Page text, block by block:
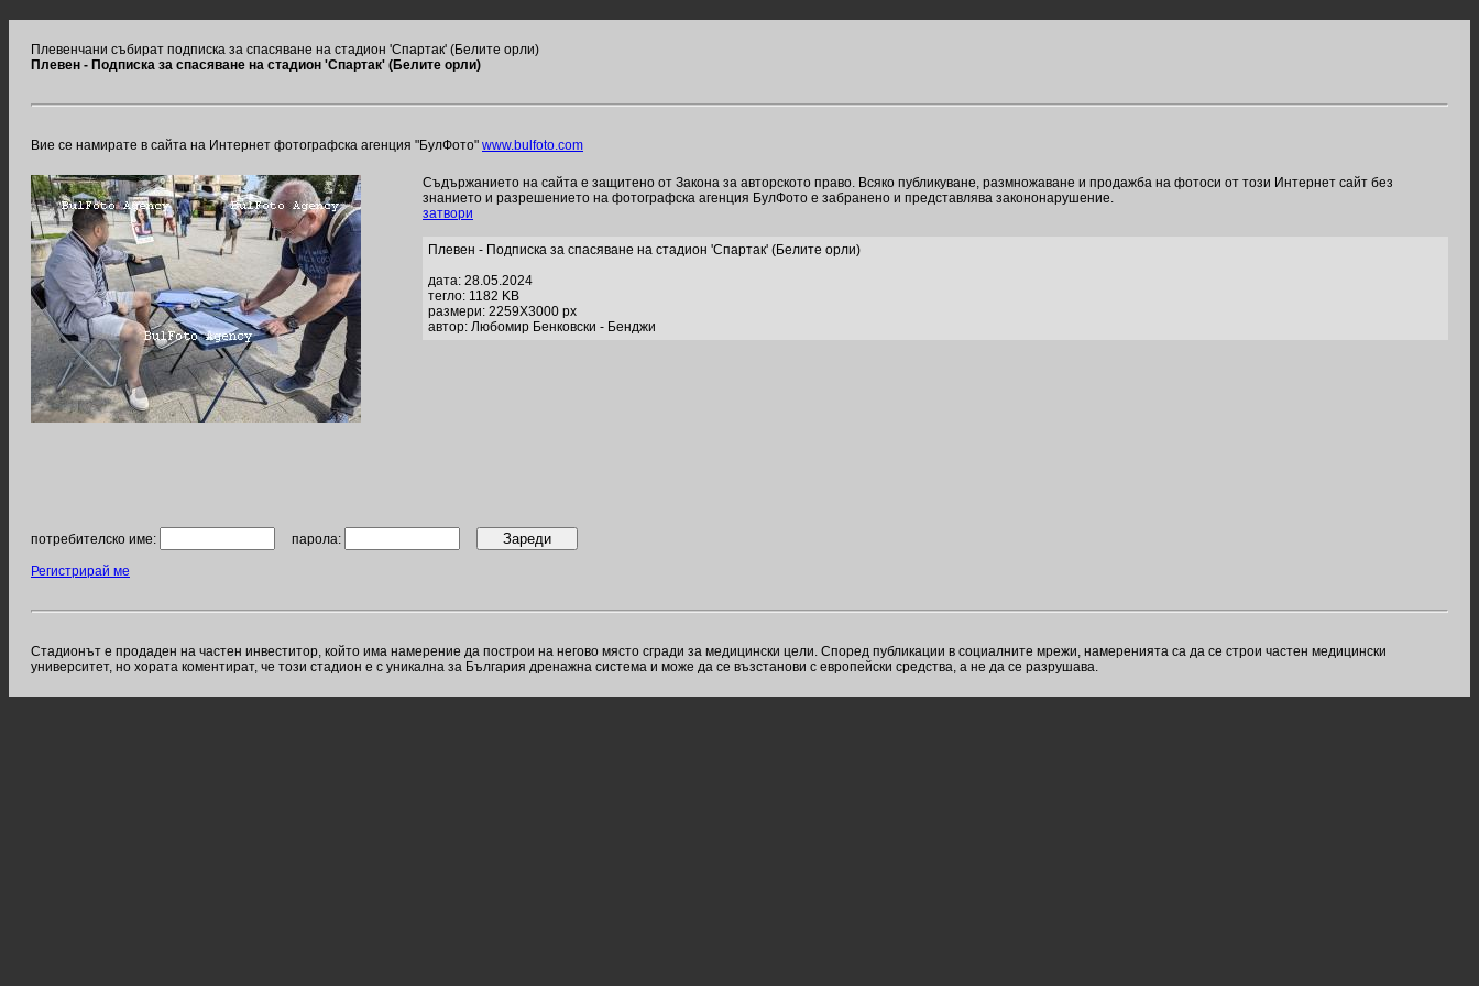
Плевенчани събират подписка за спасяване на стадион 'Спартак' (Белите орли)
Плевен - Подписка за спасяване на стадион 'Спартак' (Белите орли)
Вие се намирате в сайта на Интернет фотографска агенция "БулФото" www.bulfoto.com
Съдържанието на сайта е защитено от Закона за авторското право. Всяко публикуване, размножаване и продажба на фотоси от този Интернет сайт без
знанието и разрешението на фотографска агенция БулФото е забранено и представлява закононарушение.
затвори
Плевен - Подписка за спасяване на стадион 'Спартак' (Белите орли)
дата: 28.05.2024
тегло: 1182 KB
размери: 2259X3000 px
автор: Любомир Бенковски - Бенджи
потребителско име: парола:
Регистрирай ме
Стадионът е продаден на частен инвеститор, който има намерение да построи на негово място сгради за медицински цели. Според публикации в социалните мрежи, намеренията са да се строи частен медицински
университет, но хората коментират, че този стадион е с уникална за България дренажна система и може да се възстанови с европейски средства, а не да се разрушава.